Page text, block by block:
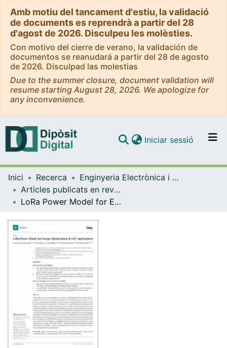
Amb motiu del tancament d'estiu, la validació
de documents es reprendrà a partir del 28
d'agost de 2026. Disculpeu les molèsties.
Con motivo del cierre de verano, la validación de
documentos se reanudará a partir del 28 de agosto
de 2026. Disculpad las molestias
Due to the summer closure, document validation will
resume starting August 28, 2026. We apologize for
any inconvenience.
Navega per tot el DD
Com publicar
Iniciar sessió (current)
Inici Recerca
Enginyeria Electrònica i Biomèdica
Articles publicats en revistes (Enginyeria Electrònica i Biomèdica)
LoRa Power Model for Energy Optimization in IoT Applications